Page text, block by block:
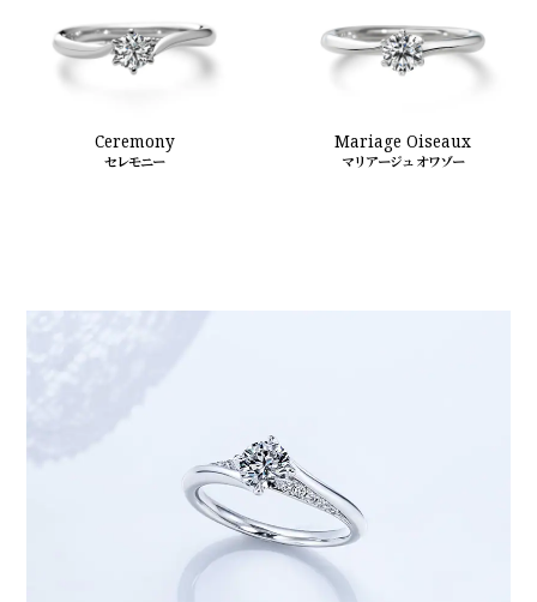
Ceremony
セレモニー
Mariage Oiseaux
マリアージュ オワゾー